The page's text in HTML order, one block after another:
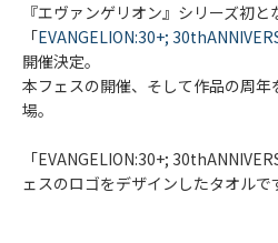
『エヴァンゲリオン』シリーズ初と
「EVANGELION:30+;
開催決定。
本フェスの開催、そして作品の周
場。
「EVANGELION:30+;
ェスのロゴをデザインしたタオルで